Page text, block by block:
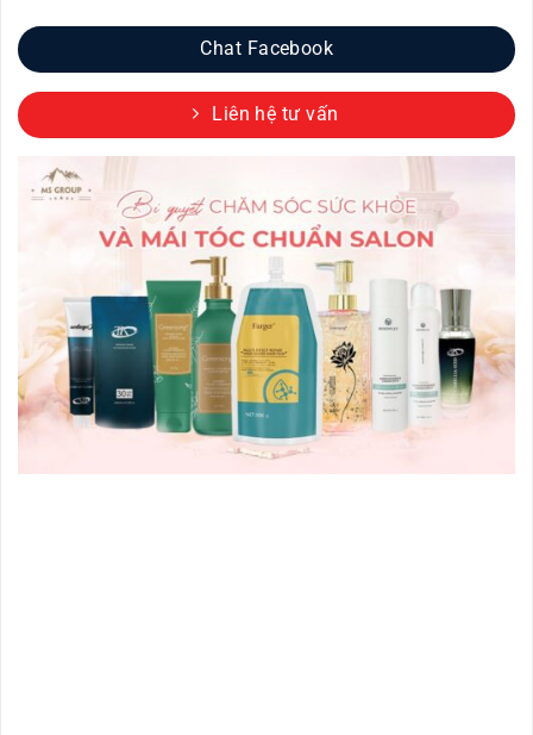
Chat Facebook
Liên hệ tư vấn